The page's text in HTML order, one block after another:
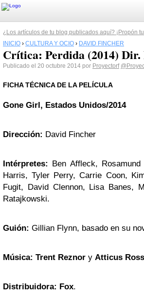
¿Los artículos de tu blog publicados aquí? ¡Propón
INICIO › CULTURA Y OCIO › DAVID FINCHER
Crítica: Perdida (2014)
Publicado el 20 octubre 2014 por Proyectorf
FICHA TÉCNICA DE LA PELÍCULA
Gone Girl, Estados Unidos/2014
Dirección: David Fincher
Intérpretes: Ben Affleck,
Harris, Tyler Perry, Carrie Coon,
Fugit, David Clennon, Lisa Banes,
Ratajkowski.
Guión: Gillian Flynn, basado en su
Música: Trent Reznor y Atticus Ross
Distribuidora: Fox.